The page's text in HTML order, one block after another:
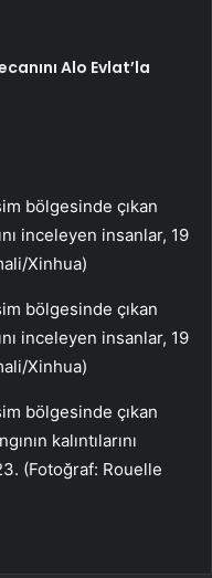
Alo Evlat’la
bölgesinde çıkan
inceleyen insanlar, 19
Xinhua)
bölgesinde çıkan
inceleyen insanlar, 19
Xinhua)
bölgesinde çıkan
kalıntılarını
(Fotoğraf: Rouelle